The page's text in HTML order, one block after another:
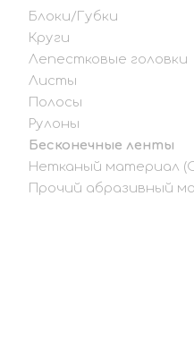
Блоки/Губки
Круги
Лепестковые головки
Листы
Полосы
Рулоны
Бесконечные ленты
Нетканый материал
Прочий абразивный